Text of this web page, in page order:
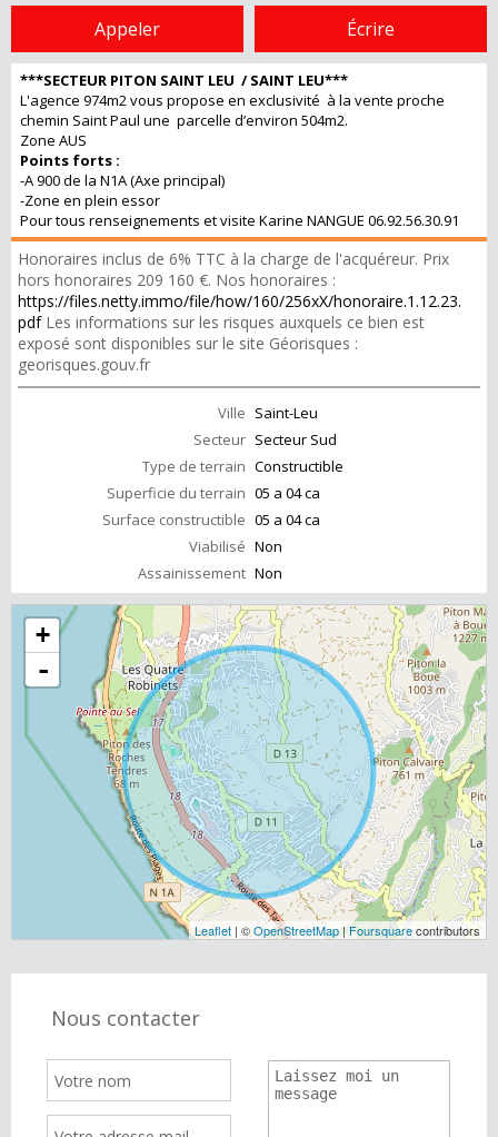
Appeler Écrire
***SECTEUR PITON SAINT LEU / SAINT LEU***
L'agence 974m2 vous propose en exclusivité à la vente proche
chemin Saint Paul une parcelle d’environ 504m2.
Zone AUS
Points forts :
-A 900 de la N1A (Axe principal)
-Zone en plein essor
Pour tous renseignements et visite Karine NANGUE 06.92.56.30.91
Honoraires inclus de 6% TTC à la charge de l'acquéreur. Prix
hors honoraires 209 160 €. Nos honoraires :
https://files.netty.immo/file/how/160/256xX/honoraire.1.12.23.
pdfLes informations sur les risques auxquels ce bien est
exposé sont disponibles sur le site Géorisques :
georisques.gouv.fr
Ville Saint-Leu
Secteur Secteur Sud
Type de terrain Constructible
Superficie du terrain 05 a 04 ca
Surface constructible 05 a 04 ca
Viabilisé Non
Assainissement Non
+
-
Leaflet| ©OpenStreetMap |Foursquarecontributors
Nous contacter